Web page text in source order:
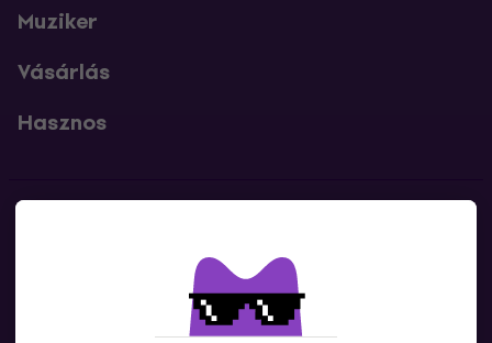
Muziker
Vásárlás
Hasznos
Lépj kapcsolatba velünk